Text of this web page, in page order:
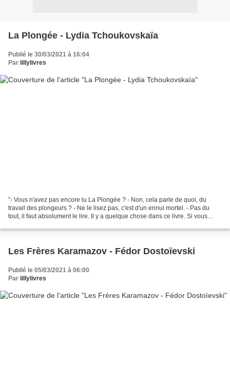
La Plongée - Lydia Tchoukovskaïa
Publié le 30/03/2021 à 16:04
Par lillylivres
"- Vous n'avez pas encore lu La Plongée ? - Non, cela parle de quoi, du
travail des plongeurs ? - Ne le lisez pas, c'est d'un ennui mortel. - Pas du
tout, il faut absolument le lire. Il y a quelque chose dans ce livre. Si vous
Les Frères Karamazov - Fédor Dostoïevski
Publié le 05/03/2021 à 06:00
Par lillylivres